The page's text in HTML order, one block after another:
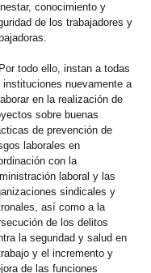
conocimiento y
de los trabajadores y
Por todo ello, instan a todas
instituciones nuevamente a
en la realización de
sobre buenas
de prevención de
laborales en
con la
laboral y las
sindicales y
así como a la
de los delitos
la seguridad y salud en
y el incremento y
de las funciones